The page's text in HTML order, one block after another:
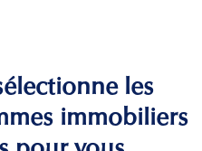
les
immobiliers